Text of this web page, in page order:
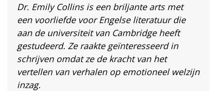
Dr. Emily Collins is een briljante arts met
een voorliefde voor Engelse literatuur die
aan de universiteit van Cambridge heeft
gestudeerd. Ze raakte geïnteresseerd in
schrijven omdat ze de kracht van het
vertellen van verhalen op emotioneel welzijn
inzag.